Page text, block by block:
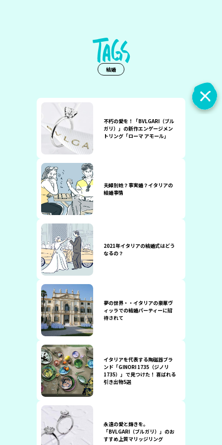
結婚
不朽の愛を！「BVLGARI（ブル
ガリ）」の新作エンゲージメン
トリング「ローマ アモール」
夫婦別姓？事実婚？イタリアの
結婚事情
2021年イタリアの結婚式はどう
なるの？
夢の世界・・イタリアの豪華ヴ
ィッラでの結婚パーティーに招
待されて
イタリアを代表する陶磁器ブラ
ンド「GINORI 1735（ジノリ
1735）」で見つけた！ 喜ばれる
引き出物5選
永遠の愛と輝きを。
「BVLGARI（ブルガリ）」のお
すすめ上質マリッジリング